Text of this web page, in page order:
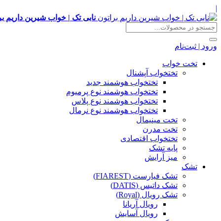
|
نابی تک | خواب شیرین داریم
ورود | ثبت‌نام
تخت خواب
تختخواب آپشنال
تختخواب هوشمند جدید
تختخواب هوشمند نوع پرمیوم
تختخواب هوشمند نوع پلاس
تختخواب هوشمند نوع نرمال
تخت مینیمال
تخت مدرن
تختخواب اقتصادی
پایه تشک
میز آرایش
تشک
تشک فیارست (FIAREST)
تشک داتیس (DATIS)
تشک رویال (Royal)
رویال آریانا
رویال آسایش